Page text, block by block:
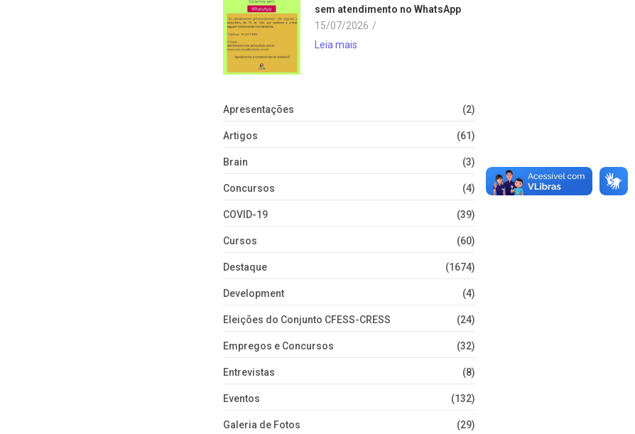
sem atendimento no WhatsApp
15/07/2026 /
Leia mais
Apresentações (2)
Artigos (61)
Brain (3)
Concursos (4)
COVID-19 (39)
Cursos (60)
Destaque (1674)
Development (4)
Eleições do Conjunto CFESS-CRESS (24)
Empregos e Concursos (32)
Entrevistas (8)
Eventos (132)
Galeria de Fotos (29)